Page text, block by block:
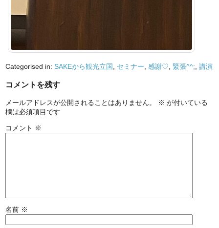
Categorised in: SAKEから観光立国 セミナー 感謝♡ 緊張^^; ,講演
コメントを残す
メールアドレスが公開されることはありません。 ※ が付いている
欄は必須項目です
コメント ※
名前 ※